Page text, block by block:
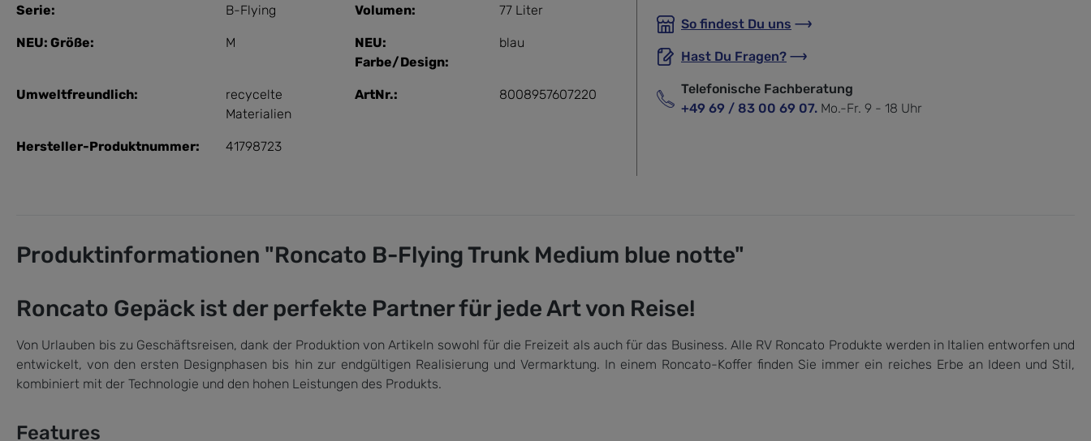
Serie: B-Flying Volumen: 77 Liter
NEU: Größe: M
NEU:
Farbe/Design:
blau
Umweltfreundlich:
recycelte
Materialien
ArtNr.: 8008957607220
Hersteller-Produktnummer: 41798723
So findest Du uns
Hast Du Fragen?
Telefonische Fachberatung
+49 69 / 83 00 69 07. Mo.-Fr. 9 - 18 Uhr
Produktinformationen "Roncato B-Flying Trunk Medium blue notte"
Roncato Gepäck ist der perfekte Partner für jede Art von Reise!
Von Urlauben bis zu Geschäftsreisen, dank der Produktion von Artikeln sowohl für die Freizeit als auch für das Business. Alle RV Roncato Produkte werden in Italien entworfen und
entwickelt, von den ersten Designphasen bis hin zur endgültigen Realisierung und Vermarktung. In einem Roncato-Koffer finden Sie immer ein reiches Erbe an Ideen und Stil,
kombiniert mit der Technologie und den hohen Leistungen des Produkts.
Features